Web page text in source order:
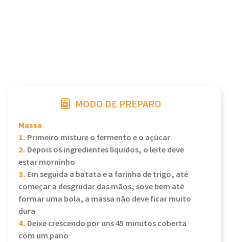
MODO DE PREPARO
Massa
1. Primeiro misture o fermento e o açúcar
2. Depois os ingredientes líquidos, o leite deve
estar morninho
3. Em seguida a batata e a farinha de trigo, até
começar a desgrudar das mãos, sove bem até
formar uma bola, a massa não deve ficar muito
dura
4. Deixe crescendo por uns 45 minutos coberta
com um pano